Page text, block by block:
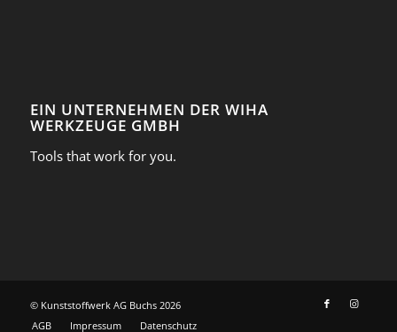
EIN UNTERNEHMEN DER WIHA
WERKZEUGE GMBH
Tools that work for you.
© Kunststoffwerk AG Buchs 2026
AGB
Impressum Datenschutz